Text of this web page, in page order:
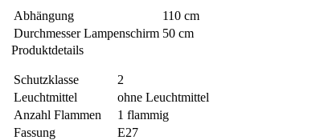
Abhängung
110 cm
Durchmesser Lampenschirm 50 cm
Produktdetails
Schutzklasse
2
Leuchtmittel
ohne Leuchtmittel
Anzahl Flammen
1 flammig
Fassung
E27